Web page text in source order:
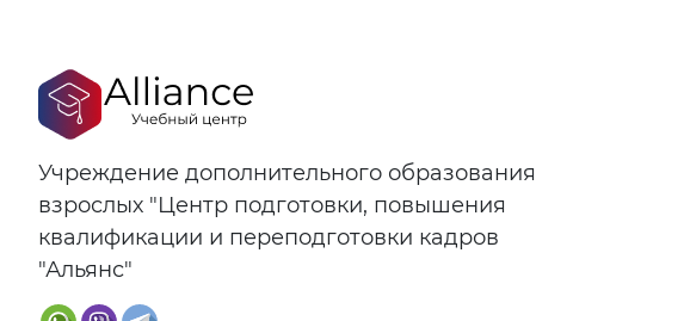
Учреждение дополнительного образования
взрослых "Центр подготовки, повышения
квалификации и переподготовки кадров
"Альянс"